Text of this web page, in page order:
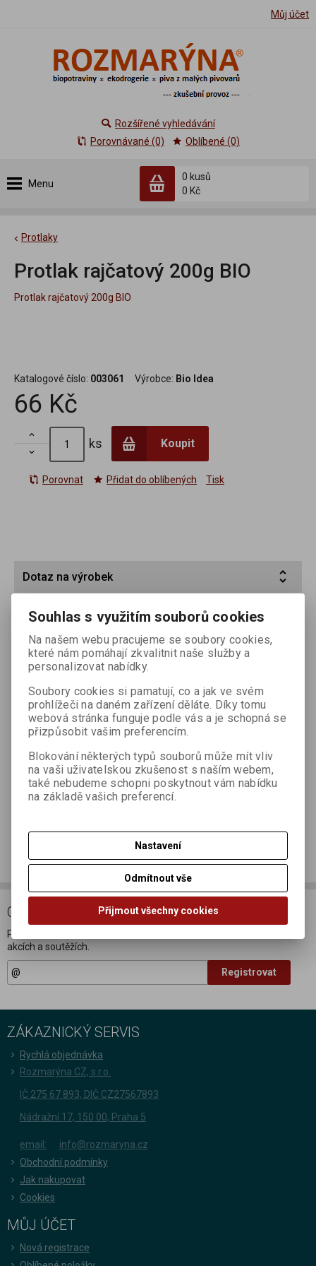
Můj účet
Menu
0 kusů
0 Kč
Rozšířené vyhledávání
Porovnávané (0)
Oblíbené (0)
Protlaky
Protlak rajčatový 200g BIO
Protlak rajčatový 200g BIO
Katalogové číslo: 003061 Výrobce: Bio Idea
66 Kč


ks Koupit
Porovnat Přidat do oblíbených Tisk
Dotaz na výrobek
Váš email *
Váš dotaz *
ODBĚR NOVINEK
Přihlašte se k odběru novinek a buďte informováni o novinkách,
akcích a soutěžích.
Registrovat
ZÁKAZNICKÝ SERVIS
Rychlá objednávka
Rozmarýna CZ, s.r.o.
IČ 275 67 893, DIČ CZ27567893
Nádražní 17, 150 00, Praha 5
email:
info@rozmaryna.cz
Obchodní podmínky
Jak nakupovat
Cookies
MŮJ ÚČET
Nová registrace
Souhlas s využitím souborů cookies
Na našem webu pracujeme se soubory cookies,
které nám pomáhají zkvalitnit naše služby a
personalizovat nabídky.
Soubory cookies si pamatují, co a jak ve svém
prohlížeči na daném zařízení děláte. Díky tomu
webová stránka funguje podle vás a je schopná se
přizpůsobit vašim preferencím.
Blokování některých typů souborů může mít vliv
na vaši uživatelskou zkušenost s naším webem,
také nebudeme schopni poskytnout vám nabídku
na základě vašich preferencí.
Nastavení
Odmítnout vše
Přijmout všechny cookies